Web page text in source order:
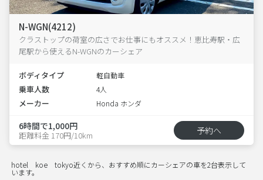
N-WGN(4212)
クラストップの荷室の広さでお仕事にもオススメ！恵比寿駅・広
尾駅から使えるN-WGNのカーシェア
ボディタイプ 軽自動車
乗車人数 4人
メーカー Honda ホンダ
6時間で1,000円
距離料金 170円/10km 予約へ
hotel koe tokyo近くから、おすすめ順にカーシェアの車を2台表示して
います。